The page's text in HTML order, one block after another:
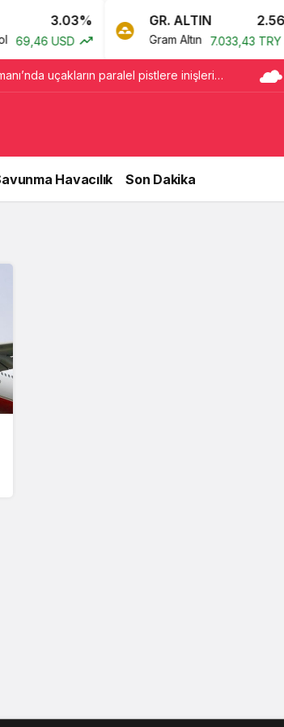
3.03%
69,46 USD
GR. ALTIN 2.56%
Gram Altın 7.033,43 TRY
uçakların paralel pistlere inişleri
Havacılık Son Dakika